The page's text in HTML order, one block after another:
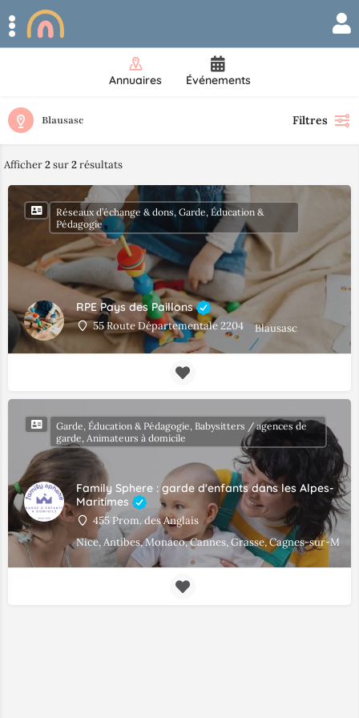
Annuaires Événements
Blausasc Filtres
Afficher2sur2résultats
RPE Pays des Paillons
55 Route Départementale 2204 Blausasc
Réseaux d’échange & dons, Garde, Éducation &
Pédagogie
Family Sphere : garde d'enfants dans les Alpes-
Maritimes
455 Prom. des Anglais
Nice, Antibes, Monaco, Cannes, Grasse, Cagnes-sur-Mer,
Garde, Éducation & Pédagogie, Babysitters / agences de
garde, Animateurs à domicile